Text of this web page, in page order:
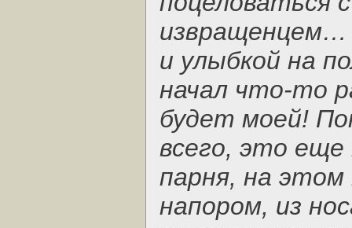
извращенцем…
и улыбкой на
начал что-то
будет моей!
всего, это
парня, на
напором, из